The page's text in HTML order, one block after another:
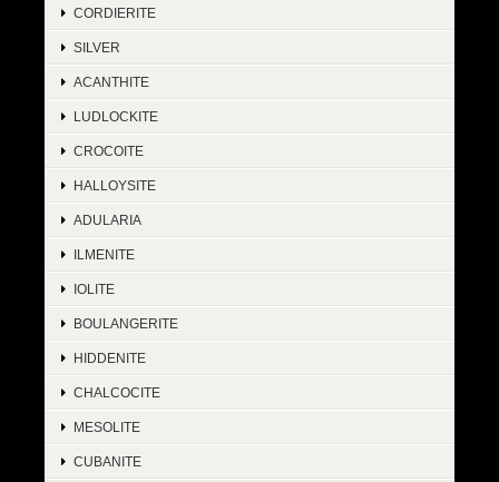
CORDIERITE
SILVER
ACANTHITE
LUDLOCKITE
CROCOITE
HALLOYSITE
ADULARIA
ILMENITE
IOLITE
BOULANGERITE
HIDDENITE
CHALCOCITE
MESOLITE
CUBANITE